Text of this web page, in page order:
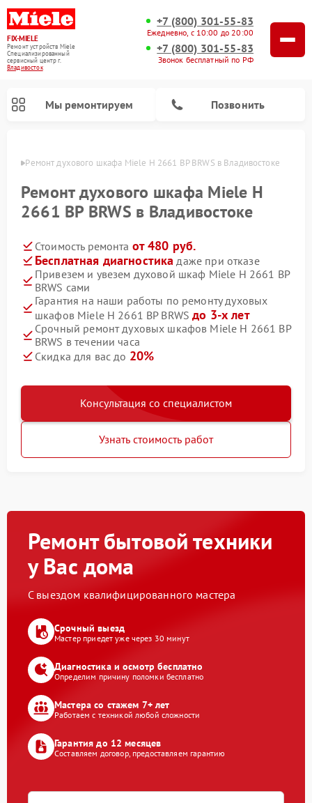
FIX-MIELE
Ремонт устройств Miele
Специализированный
cервисный центр г.
Владивосток
+7 (800) 301-55-83
Ежедневно, с 10:00 до 20:00
+7 (800) 301-55-83
Звонок бесплатный по РФ
Мы ремонтируем Позвонить
Ремонт духового шкафа Miele H 2661 BP BRWS в Владивостоке
Ремонт духового шкафа Miele H
2661 BP BRWS в Владивостоке
Стоимость ремонта от 480 руб.
Бесплатная диагностика даже при отказе
Привезем и увезем духовой шкаф Miele H 2661 BP
BRWS сами
Гарантия на наши работы по ремонту духовых
шкафов Miele H 2661 BP BRWSдо 3-х лет
Срочный ремонт духовых шкафов Miele H 2661 BP
BRWS в течении часа
Скидка для вас до 20%
Консультация со специалистом
Узнать стоимость работ
Ремонт бытовой техники
у Вас дома
С выездом квалифицированного мастера
Срочный выезд
Мастер приедет уже через 30 минут
Диагностика и осмотр бесплатно
Определим причину поломки бесплатно
Мастера со стажем 7+ лет
Работаем с техникой любой сложности
Гарантия до 12 месяцев
Составляем договор, предоставляем гарантию